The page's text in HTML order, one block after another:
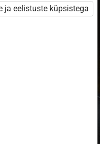
HarID
ja eelistuste küpsistega